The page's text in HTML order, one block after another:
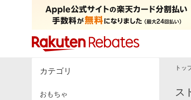
カテゴリー一覧 イベント一
カテゴリ
おもちゃ
トッ
ス